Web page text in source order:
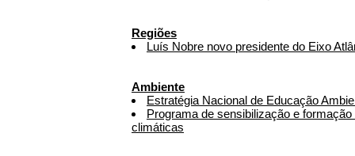
Regiões
Luís Nobre novo presidente do Eixo
Ambiente
Estratégia Nacional de Educação
Programa de sensibilização e
climáticas